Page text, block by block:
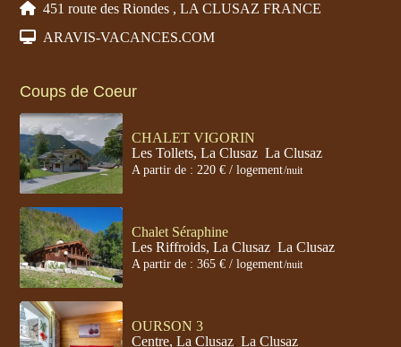
451 route des Riondes , LA CLUSAZ FRANCE
ARAVIS-VACANCES.COM
Coups de Coeur
CHALET VIGORIN
Les Tollets, La Clusaz, La Clusaz
A partir de : 220 € / logement/nuit
Chalet Séraphine
Les Riffroids, La Clusaz, La Clusaz
A partir de : 365 € / logement/nuit
OURSON 3
Centre, La Clusaz, La Clusaz